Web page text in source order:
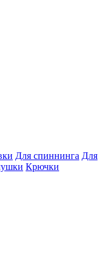
Для спиннинга Для
Крючки